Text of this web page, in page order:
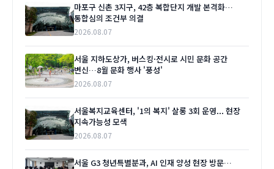
마포구 신촌 3지구, 42층 복합단지 개발 본격화…
통합심의 조건부 의결
2026.08.07
서울 지하도상가, 버스킹·전시로 시민 문화 공간
변신…8월 문화 행사 '풍성'
2026.08.07
서울복지교육센터, '1의 복지' 살롱 3회 운영... 현장
지속가능성 모색
2026.08.07
서울 G3 청년특별분과, AI 인재 양성 현장 방문…